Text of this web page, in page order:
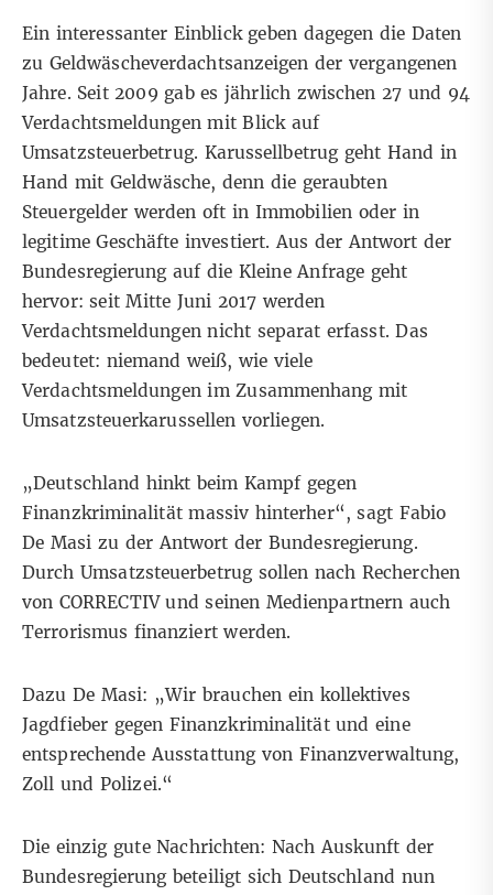
Ein interessanter Einblick geben dagegen die Daten
zu Geldwäscheverdachtsanzeigen der vergangenen
Jahre. Seit 2009 gab es jährlich zwischen 27 und 94
Verdachtsmeldungen mit Blick auf
Umsatzsteuerbetrug. Karussellbetrug geht Hand in
Hand mit Geldwäsche, denn die geraubten
Steuergelder werden oft in Immobilien oder in
legitime Geschäfte investiert. Aus der Antwort der
Bundesregierung auf die Kleine Anfrage geht
hervor: seit Mitte Juni 2017 werden
Verdachtsmeldungen nicht separat erfasst. Das
bedeutet: niemand weiß, wie viele
Verdachtsmeldungen im Zusammenhang mit
Umsatzsteuerkarussellen vorliegen.
„Deutschland hinkt beim Kampf gegen
Finanzkriminalität massiv hinterher“, sagt Fabio
De Masi zu der Antwort der Bundesregierung.
Durch Umsatzsteuerbetrug sollen nach Recherchen
von CORRECTIV und seinen Medienpartnern auch
Terrorismus finanziertwerden.
Dazu De Masi: „Wir brauchen ein kollektives
Jagdfieber gegen Finanzkriminalität und eine
entsprechende Ausstattung von Finanzverwaltung,
Zoll und Polizei.“
Die einzig gute Nachrichten: Nach Auskunft der
Bundesregierung beteiligt sich Deutschland nun